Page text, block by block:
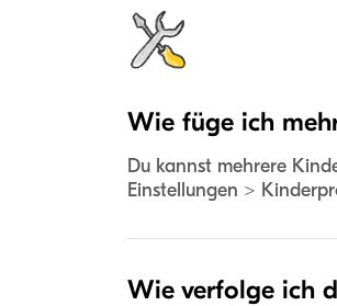
Wie füge ich
Du kannst mehrere
Einstellungen >
Wie verfolge ich